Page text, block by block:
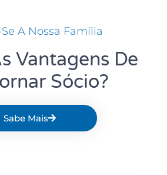
A Nossa Família
Vantagens De
Sócio?
Sabe Mais